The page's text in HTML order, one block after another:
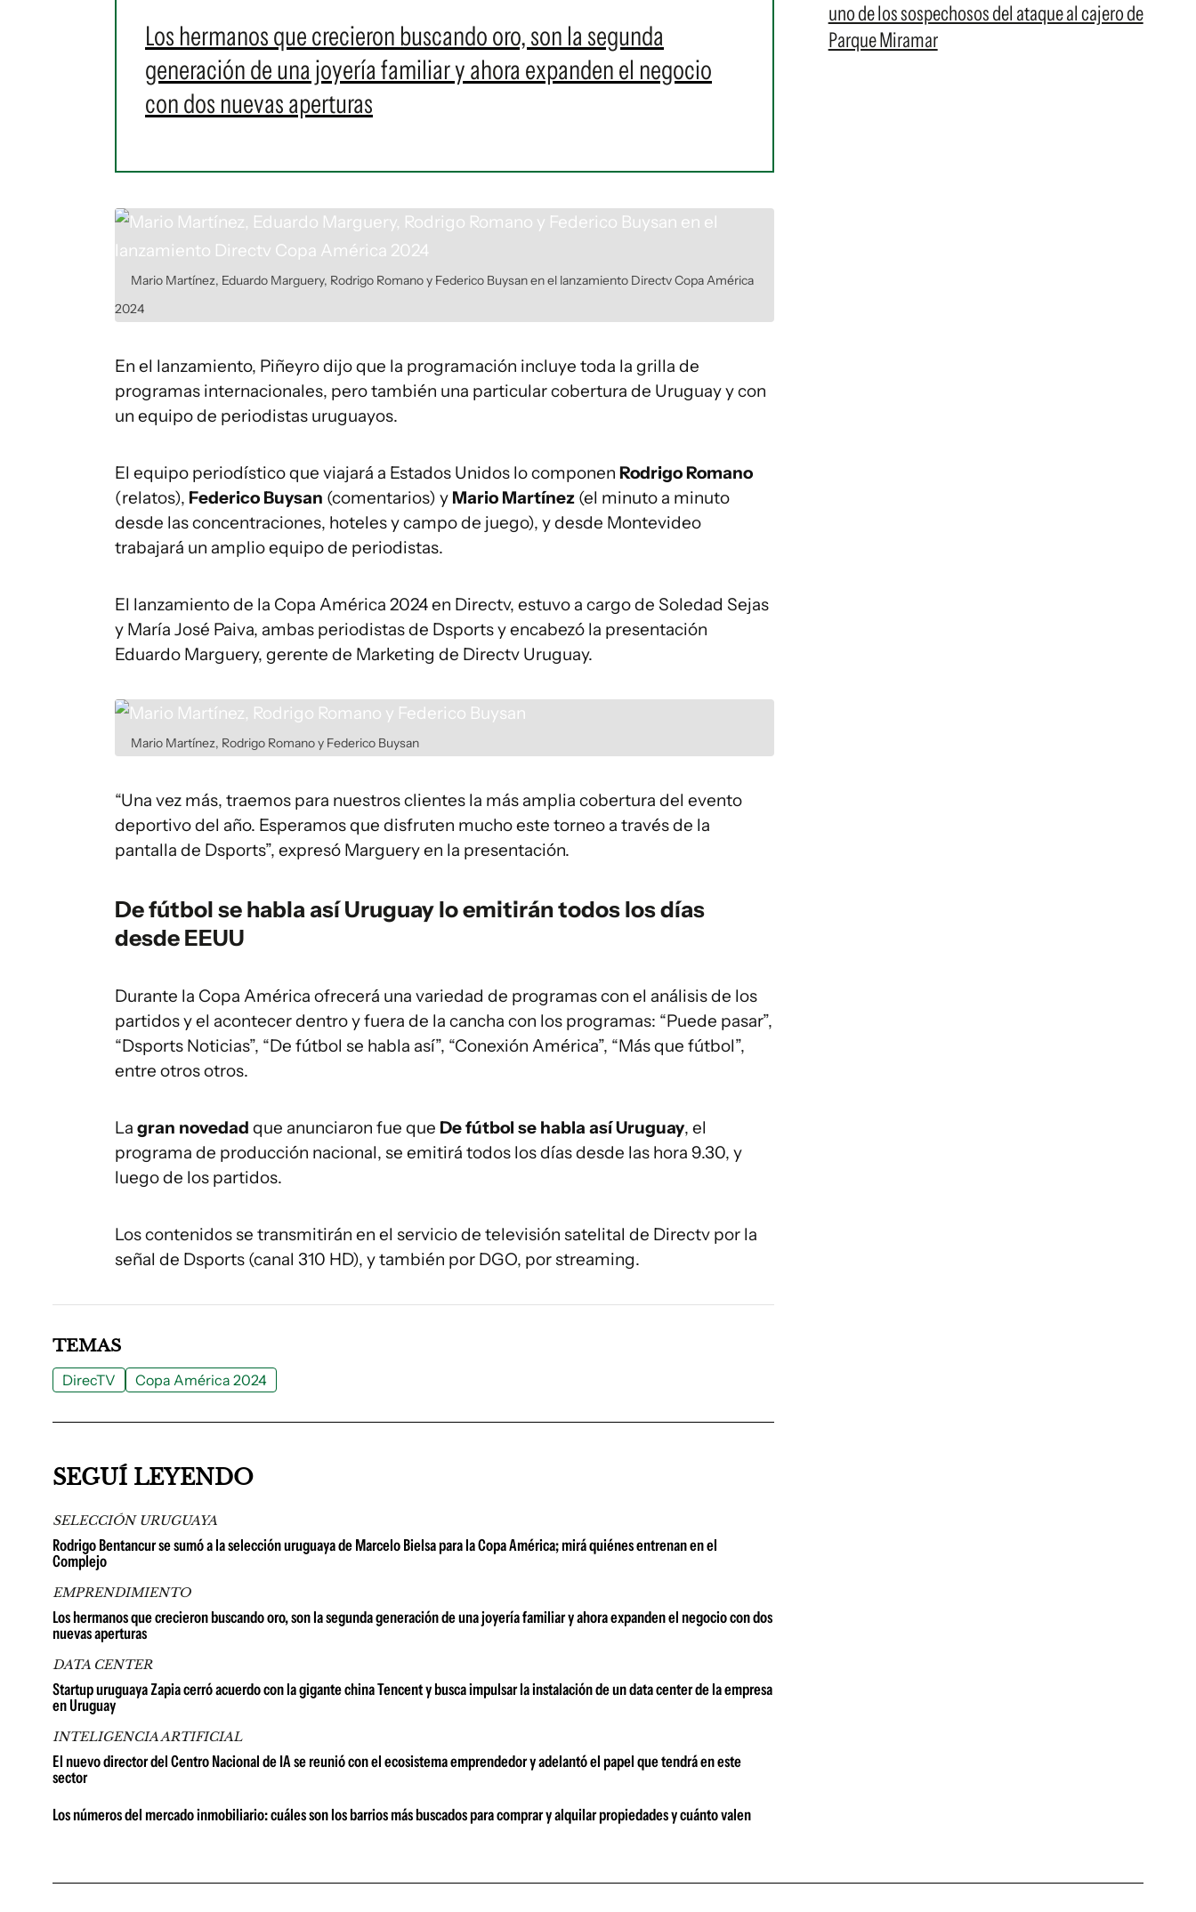
Los hermanos que crecieron buscando oro, son la segunda
generación de una joyería familiar y ahora expanden el negocio
con dos nuevas aperturas
Mario Martínez, Eduardo Marguery, Rodrigo Romano y Federico Buysan en el lanzamiento Directv Copa América
2024
En el lanzamiento, Piñeyro dijo que la programación incluye toda la grilla de
programas internacionales, pero también una particular cobertura de Uruguay y con
un equipo de periodistas uruguayos.
El equipo periodístico que viajará a Estados Unidos lo componen Rodrigo Romano
(relatos), Federico Buysan (comentarios) y Mario Martínez (el minuto a minuto
desde las concentraciones, hoteles y campo de juego), y desde Montevideo
trabajará un amplio equipo de periodistas.
El lanzamiento de la Copa América 2024 en Directv, estuvo a cargo de Soledad Sejas
y María José Paiva, ambas periodistas de Dsports y encabezó la presentación
Eduardo Marguery, gerente de Marketing de Directv Uruguay.
Mario Martínez, Rodrigo Romano y Federico Buysan
“Una vez más, traemos para nuestros clientes la más amplia cobertura del evento
deportivo del año. Esperamos que disfruten mucho este torneo a través de la
pantalla de Dsports”, expresó Marguery en la presentación.
De fútbol se habla así Uruguay lo emitirán todos los días
desde EEUU
Durante la Copa América ofrecerá una variedad de programas con el análisis de los
partidos y el acontecer dentro y fuera de la cancha con los programas: “Puede pasar”,
“Dsports Noticias”, “De fútbol se habla así”, “Conexión América”, “Más que fútbol”,
entre otros otros.
La gran novedad que anunciaron fue que De fútbol se habla así Uruguay, el
programa de producción nacional, se emitirá todos los días desde las hora 9.30, y
luego de los partidos.
Los contenidos se transmitirán en el servicio de televisión satelital de Directv por la
señal de Dsports (canal 310 HD), y también por DGO, por streaming.
uno de los sospechosos del ataque al cajero de
Parque Miramar
TEMAS
DirecTV Copa América 2024
SEGUÍ LEYENDO
SELECCIÓN URUGUAYA
Rodrigo Bentancur se sumó a la selección uruguaya de Marcelo Bielsa para la Copa América; mirá quiénes entrenan en el
Complejo
EMPRENDIMIENTO
Los hermanos que crecieron buscando oro, son la segunda generación de una joyería familiar y ahora expanden el negocio con dos
nuevas aperturas
DATA CENTER
Startup uruguaya Zapia cerró acuerdo con la gigante china Tencent y busca impulsar la instalación de un data center de la empresa
en Uruguay
INTELIGENCIA ARTIFICIAL
El nuevo director del Centro Nacional de IA se reunió con el ecosistema emprendedor y adelantó el papel que tendrá en este
sector
Los números del mercado inmobiliario: cuáles son los barrios más buscados para comprar y alquilar propiedades y cuánto valen